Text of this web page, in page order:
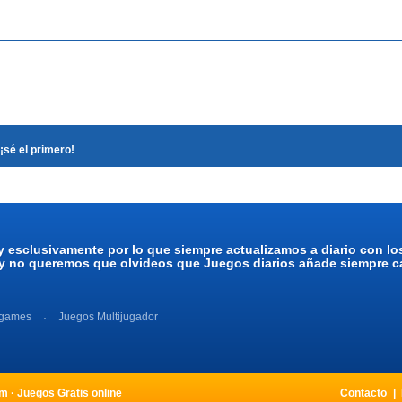
el primero!
por lo que siempre actualizamos a diario con
queremos que olvideos que Juegos diarios añade siempre
Juegos Multijugador
· Juegos Gratis online Contacto